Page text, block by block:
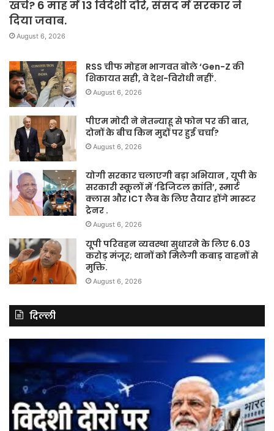
खर्च? 6 माह में 13 विदेशी दौरे, संसद में सरकार ने
दिया जवाब.
August 6, 2026
RSS चीफ मोहन भागवत बोले ‘Gen-Z की
शिकायत सही, वे देश-विरोधी नहीं’.
August 6, 2026
पीएम मोदी ने नेतन्याहू से फोन पर की बात,
दोनों के बीच किन मुद्दों पर हुई चर्चा?
August 6, 2026
योगी सरकार चलाएगी बड़ा अभियान , यूपी के
सरकारी स्कूलों में ‘डिजिटल क्रांति’, स्मार्ट
क्लास और ICT लैब के लिए तैयार होंगे मास्टर
ट्रेनर .
August 6, 2026
यूपी परिवहन व्यवस्था सुधारने के लिए 6.03
करोड़ मंजूर; थानों को मिलेगी कबाड़ वाहनों से
मुक्ति.
August 6, 2026
दिल्ली